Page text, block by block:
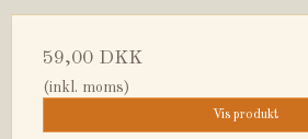
59,00 DKK
(inkl. moms)
Vis produkt